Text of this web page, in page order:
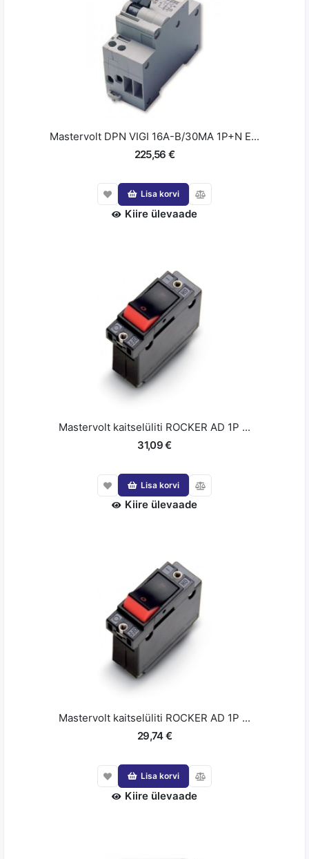
Mastervolt DPN VIGI 16A-B/30MA 1P+N E...
225,56 €
Lisa korvi
Kiire ülevaade
Mastervolt kaitselüliti ROCKER AD 1P ...
31,09 €
Lisa korvi
Kiire ülevaade
Mastervolt kaitselüliti ROCKER AD 1P ...
29,74 €
Lisa korvi
Kiire ülevaade